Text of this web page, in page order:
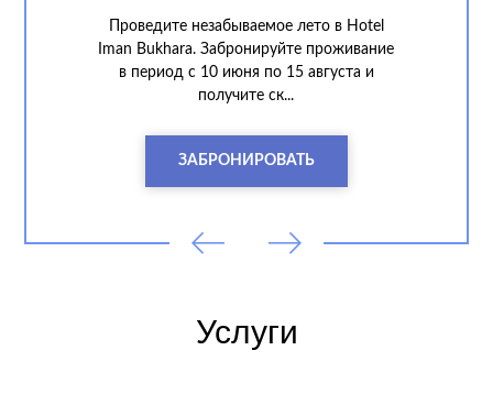
Проведите незабываемое лето в Hotel
Iman Bukhara. Забронируйте проживание
в период с 10 июня по 15 августа и
получите ск...
ЗАБРОНИРОВАТЬ
Услуги